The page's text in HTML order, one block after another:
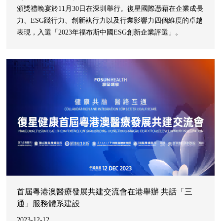
頒獎禮晚宴於11月30日在深圳舉行。復星國際憑藉在企業成長
力、ESG踐行力、創新執行力以及行業影響力四個維度的卓越
表現，入選「2023年福布斯中國ESG創新企業評選」。
首屆粵港澳醫療發展共建交流會在港舉辦 共話「三
通」服務體系建設